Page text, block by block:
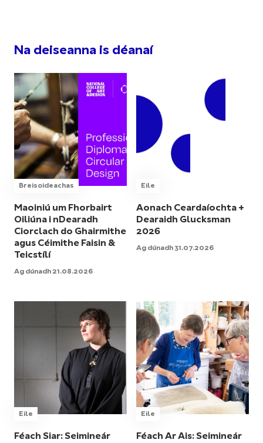
Na deiseanna is déanaí
Breisoideachas
Maoiniú um Fhorbairt
Oiliúna i nDearadh
Ciorclach do Ghairmithe
agus Céimithe Faisin &
Teicstílí
Ag dúnadh 21.08.2026
Eile
Aonach Ceardaíochta +
Dearaidh Glucksman
2026
Ag dúnadh 31.07.2026
Eile
Féach Siar: Seimineár
Eile
Féach Ar Ais: Seimineár